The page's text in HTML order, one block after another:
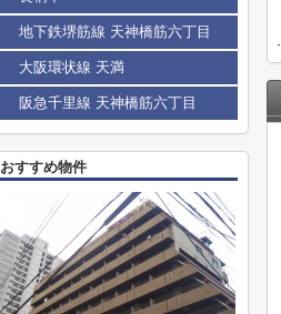
地下鉄堺筋線 天神橋筋六丁目
大阪環状線 天満
阪急千里線 天神橋筋六丁目
おすすめ物件